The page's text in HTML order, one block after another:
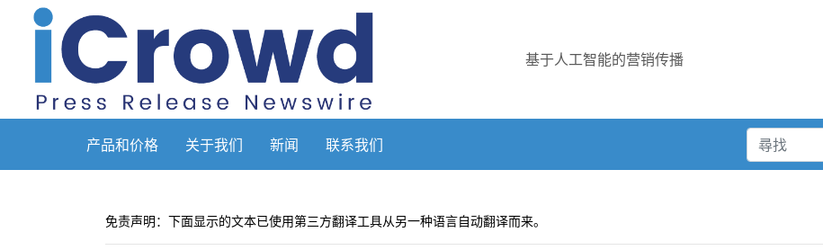
基于人工智能的营销传播
产品和价格 关于我们 新闻 联系我们
免责声明：下面显示的文本已使用第三方翻译工具从另一种语言自动翻译而来。